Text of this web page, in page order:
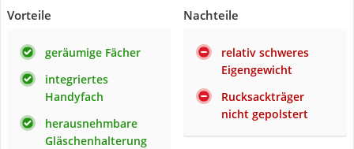
Vorteile
geräumige Fächer
integriertes
Handyfach
herausnehmbare
Gläschenhalterung
Nachteile
relativ schweres
Eigengewicht
Rucksackträger
nicht gepolstert